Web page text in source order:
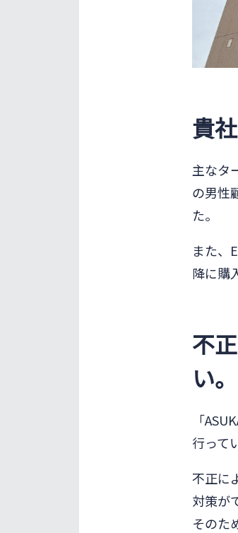
貴
主なタ
の男性
た。
また、
降に購
不
い。
「
行って
不正に
対策が
そのた